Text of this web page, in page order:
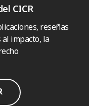
CICR
reseñas
al impacto, la